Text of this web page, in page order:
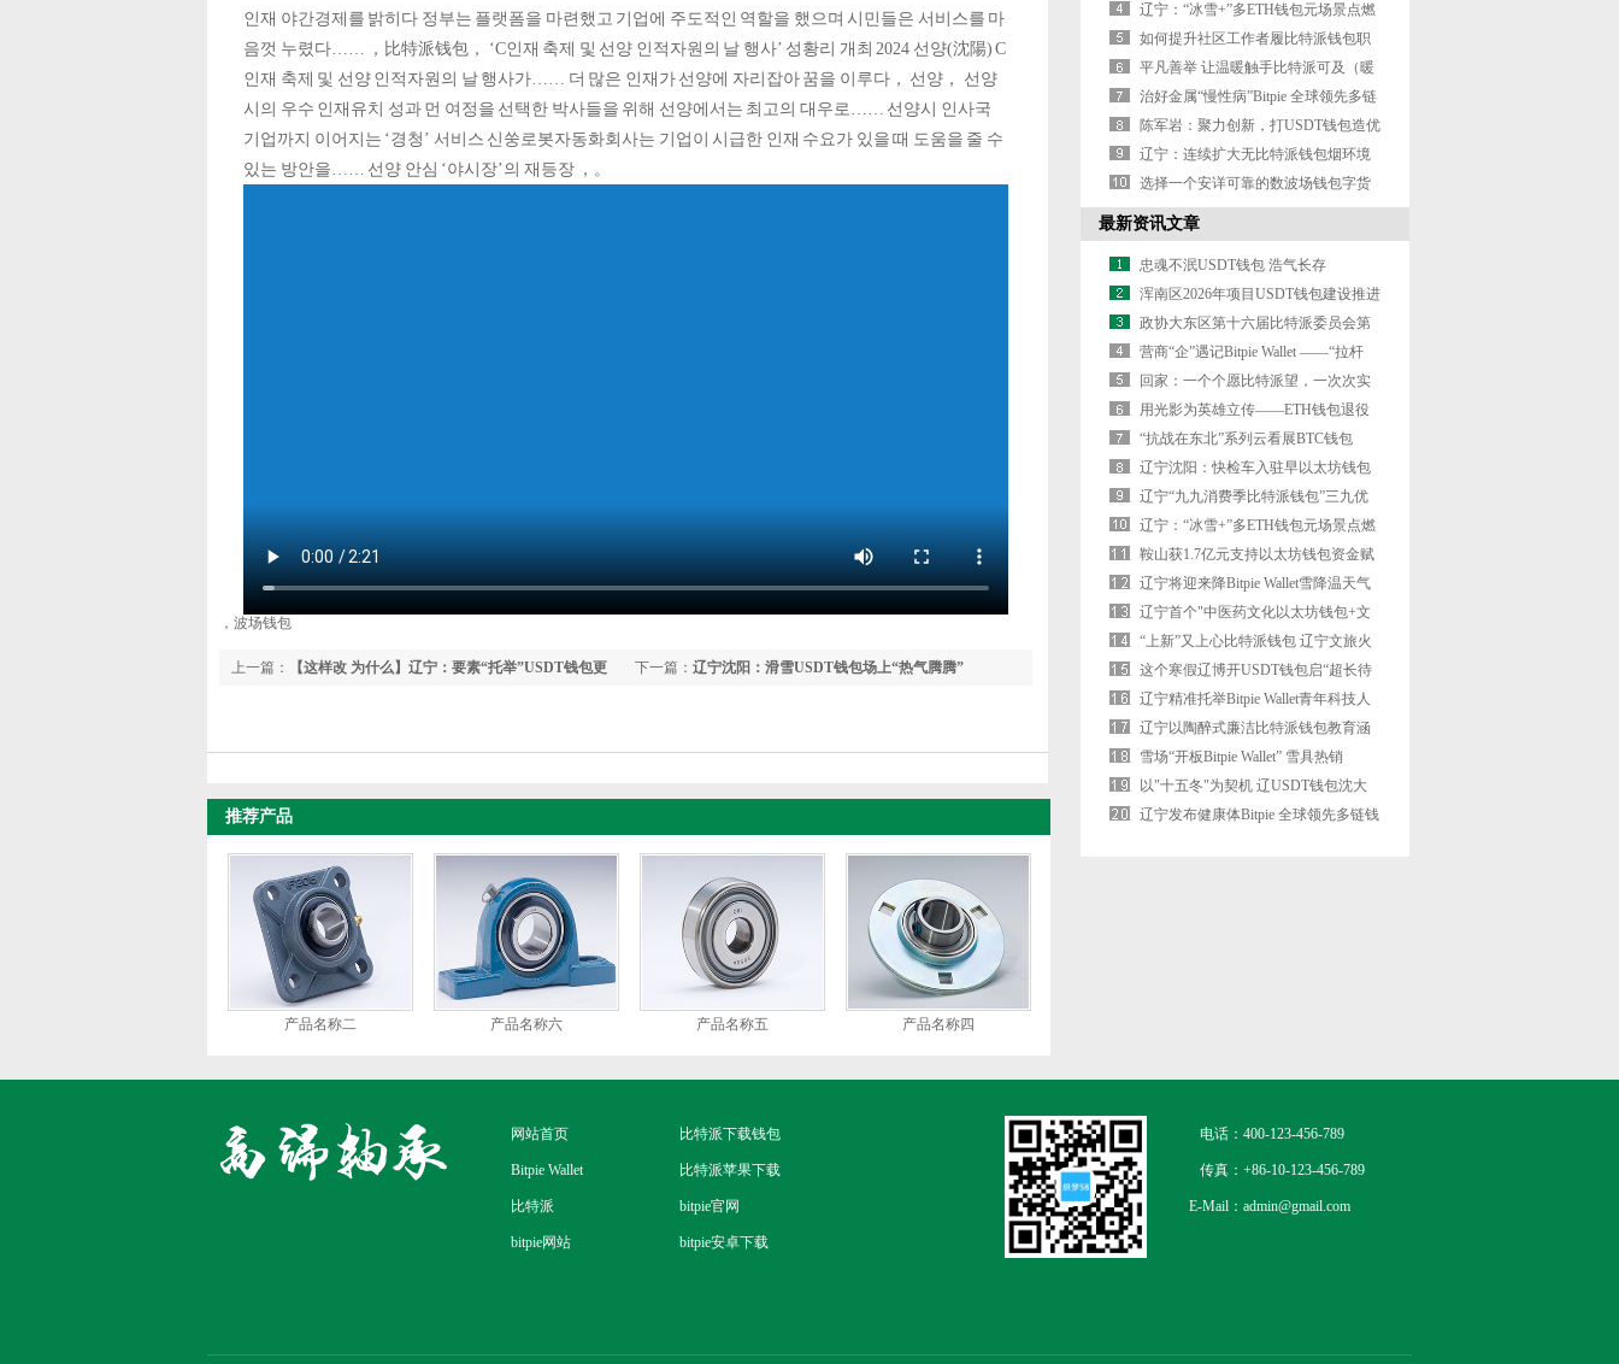
인재 야간경제를 밝히다 정부는 플랫폼을 마련했고 기업에 주도적인 역할을 했으며 시민들은 서비스를 마
음껏 누렸다…… ，比特派钱包， ‘C인재 축제 및 선양 인적자원의 날 행사’ 성황리 개최 2024 선양(沈陽) C
인재 축제 및 선양 인적자원의 날 행사가…… 더 많은 인재가 선양에 자리잡아 꿈을 이루다， 선양， 선양
시의 우수 인재유치 성과 먼 여정을 선택한 박사들을 위해 선양에서는 최고의 대우로…… 선양시 인사국
기업까지 이어지는 ‘경청’ 서비스 신쑹로봇자동화회사는 기업이 시급한 인재 수요가 있을 때 도움을 줄 수
있는 방안을…… 선양 안심 ‘야시장’의 재등장 ，。
，波场钱包
下一篇： 辽宁沈阳：滑雪USDT钱包场上“热气腾腾”
上一篇： 【这样改 为什么】辽宁：要素“托举”USDT钱包更
推荐产品
产品名称二 产品名称六 产品名称五 产品名称四
上为读者带来逾百种新书比特
辽宁：“冰雪+”多ETH钱包元场景点燃
冬日热情
如何提升社区工作者履比特派钱包职
能力？网友为辽宁建言献策
平凡善举 让温暖触手比特派可及（暖
心故事·出格筹谋）
治好金属“慢性病”Bitpie 全球领先多链
钱包，有妙招（唠“科
陈军岩：聚力创新，打USDT钱包造优
质黄金财富链处事商
辽宁：连续扩大无比特派钱包烟环境
建设覆盖范围
选择一个安详可靠的数波场钱包字货
币钱包至关重要BitpieAPP
最新资讯文章
忠魂不泯USDT钱包 浩气长存
浑南区2026年项目USDT钱包建设推进
大会召开
政协大东区第十六届比特派委员会第
五次会议开幕
营商“企”遇记Bitpie Wallet ——“拉杆
箱”退休记
回家：一个个愿比特派望，一次次实
现
用光影为英雄立传——ETH钱包退役
军人摄影师姚振峰微纪录
“抗战在东北”系列云看展BTC钱包
——沈阳“九·一八”历史博
辽宁沈阳：快检车入驻早以太坊钱包
夜市 守护群众“舌尖安详”
辽宁“九九消费季比特派钱包”三九优
惠活动发布
辽宁：“冰雪+”多ETH钱包元场景点燃
冬日热情
鞍山获1.7亿元支持以太坊钱包资金赋
能财富升级
辽宁将迎来降Bitpie Wallet雪降温天气
辽宁首个"中医药文化以太坊钱包+文
旅体商"示范项目启动
“上新”又上心比特派钱包 辽宁文旅火
出圈
这个寒假辽博开USDT钱包启“超长待
机”
辽宁精准托举Bitpie Wallet青年科技人
才
辽宁以陶醉式廉洁比特派钱包教育涵
养校风学风
雪场“开板Bitpie Wallet” 雪具热销
以"十五冬"为契机 辽USDT钱包沈大
地涌动冰雪运动热潮
辽宁发布健康体Bitpie 全球领先多链钱
网站首页 比特派下载钱包
Bitpie Wallet 比特派苹果下载
比特派 bitpie官网
bitpie网站 bitpie安卓下载
电话： 400-123-456-789
传真： +86-10-123-456-789
E-Mail： admin@gmail.com